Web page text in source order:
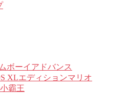
ボーイアドバンス
XLエディションマリオ
霸王